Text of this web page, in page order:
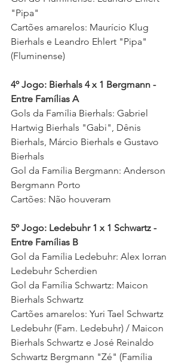
"Pipa"
Cartões amarelos: Maurício Klug
Bierhals e Leandro Ehlert "Pipa"
(Fluminense)
4º Jogo: Bierhals 4 x 1 Bergmann -
Entre Famílias A
Gols da Família Bierhals: Gabriel
Hartwig Bierhals "Gabi", Dênis
Bierhals, Márcio Bierhals e Gustavo
Bierhals
Gol da Família Bergmann: Anderson
Bergmann Porto
Cartões: Não houveram
5º Jogo: Ledebuhr 1 x 1 Schwartz -
Entre Famílias B
Gol da Família Ledebuhr: Alex Iorran
Ledebuhr Scherdien
Gol da Família Schwartz: Maicon
Bierhals Schwartz
Cartões amarelos: Yuri Tael Schwartz
Ledebuhr (Fam. Ledebuhr) / Maicon
Bierhals Schwartz e José Reinaldo
Schwartz Bergmann "Zé" (Família